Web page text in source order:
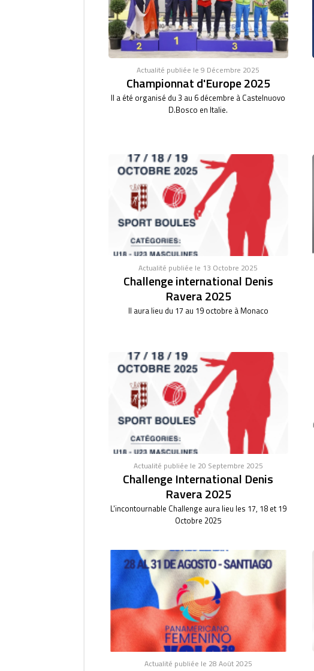
Actualité publiée le 9 Décembre 2025
Championnat d'Europe 2025
Il a été organisé du 3 au 6 décembre à Castelnuovo
D.Bosco en Italie.
Actualité publiée le 13 Octobre 2025
Challenge international Denis
Ravera 2025
Il aura lieu du 17 au 19 octobre à Monaco
Actualité publiée le 20 Septembre 2025
Challenge International Denis
Ravera 2025
L'incontournable Challenge aura lieu les 17, 18 et 19
Octobre 2025
Actualité publiée le 28 Août 2025